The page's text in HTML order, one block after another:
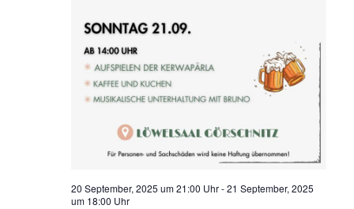
20 September, 2025 um 21:00 Uhr-21 September, 2025
um 18:00 Uhr